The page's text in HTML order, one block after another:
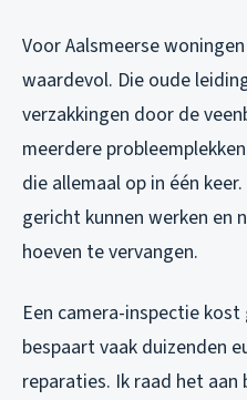
Voor Aalsmeerse
waardevol. Die oude
verzakkingen door de
meerdere
die allemaal op in één
gericht kunnen werken en
hoeven te vervangen.
Een camera-inspectie
bespaart vaak duizenden
reparaties. Ik raad het